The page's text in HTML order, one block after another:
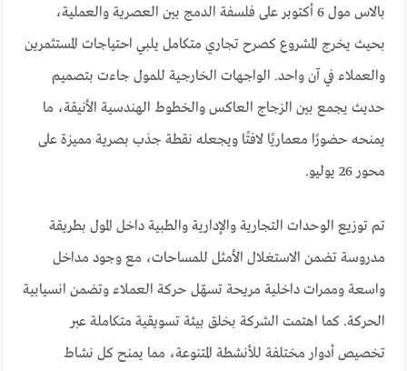
بالاس مول 6 أكتوبر على فلسفة الدمج بين العصرية والعملية،
بحيث يخرج المشروع كصرح تجاري متكامل يلبي احتياجات المستثمرين
والعملاء في آن واحد. الواجهات الخارجية للمول جاءت بتصميم
حديث يجمع بين الزجاج العاكس والخطوط الهندسية الأنيقة، ما
يمنحه حضورًا معماريًا لافتًا ويجعله نقطة جذب بصرية مميزة على
محور 26 يوليو.
تم توزيع الوحدات التجارية والإدارية والطبية داخل المول بطريقة
مدروسة تضمن الاستغلال الأمثل للمساحات، مع وجود مداخل
واسعة وممرات داخلية مريحة تسهّل حركة العملاء وتضمن انسيابية
الحركة. كما اهتمت الشركة بخلق بيئة تسويقية متكاملة عبر
تخصيص أدوار مختلفة للأنشطة المتنوعة، مما يمنح كل نشاط